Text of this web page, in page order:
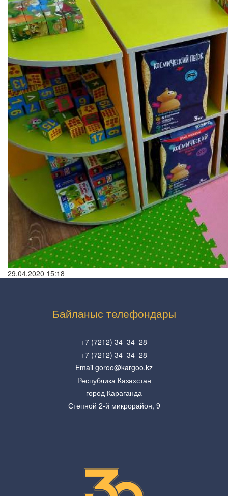
29.04.2020 15:18
Байланыс телефондары
+7 (7212) 34–34–28
+7 (7212) 34–34–28
Email goroo@kargoo.kz
Республика Казахстан
город Караганда
Степной 2-й микрорайон, 9